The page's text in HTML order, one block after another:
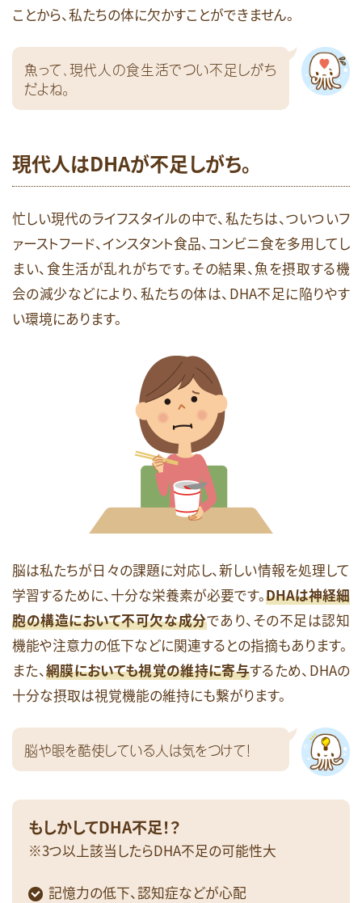
ことから、私たちの体に欠かすことができません。
魚って、現代人の食生活でつい不足しがち
だよね。
現代人はDHAが不足しがち。
忙しい現代のライフスタイルの中で、私たちは、ついついフ
ァーストフード、インスタント食品、コンビニ食を多用してし
まい、食生活が乱れがちです。その結果、魚を摂取する機
会の減少などにより、私たちの体は、DHA不足に陥りやす
い環境にあります。
脳は私たちが日々の課題に対応し、新しい情報を処理して
学習するために、十分な栄養素が必要です。DHAは神経細
胞の構造において不可欠な成分であり、その不足は認知
機能や注意力の低下などに関連するとの指摘もあります。
また、網膜においても視覚の維持に寄与するため、DHAの
十分な摂取は視覚機能の維持にも繋がります。
脳や眼を酷使している人は気をつけて！
もしかしてDHA不足！？
※3つ以上該当したらDHA不足の可能性大
記憶力の低下、認知症などが心配